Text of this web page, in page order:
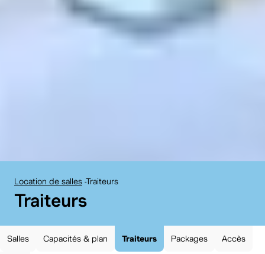
Location de salles -Traiteurs
:
Traiteurs
Salles Capacités & plan Traiteurs Packages Accès